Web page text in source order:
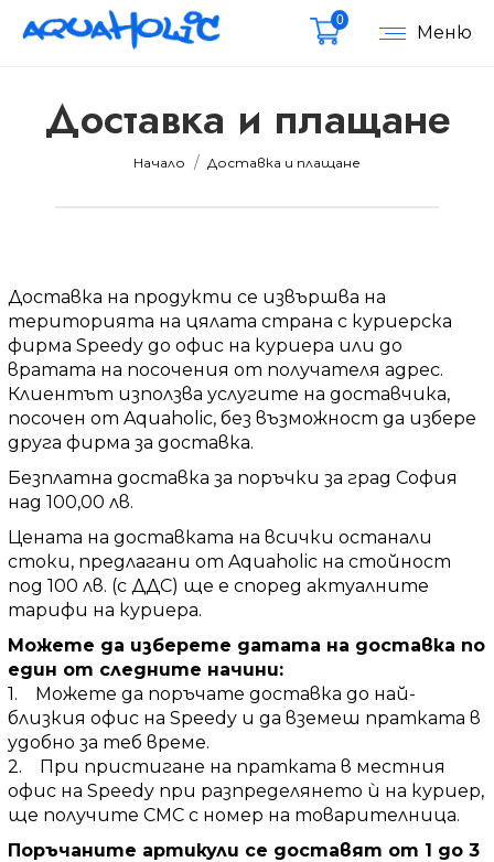
Меню
0
Доставка и плащане
Вие сте тук:
Начало Доставка и плащане
Доставка на продукти се извършва на
територията на цялата страна с куриерска
фирма Speedy до офис на куриера или до
вратата на посочения от получателя адрес.
Клиентът използва услугите на доставчика,
посочен от Aquaholic, без възможност да избере
друга фирма за доставка.
Безплатна доставка за поръчки за град София
над 100,00 лв.
Цената на доставката на всички останали
стоки, предлагани от Aquaholic на стойност
под 100 лв. (с ДДС) ще е според актуалните
тарифи на куриера.
Можете да изберете датата на доставка по
един от следните начини:
1. Можете да поръчате доставка до най-
близкия офис на Speedy и да вземеш пратката в
удобно за теб време.
2. При пристигане на пратката в местния
офис на Speedy при разпределянето ѝ на куриер,
ще получите СМС с номер на товарителница.
Поръчаните артикули се доставят от 1 до 3